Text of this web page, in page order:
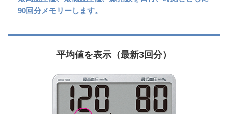
90回分メモリーします。
平均値を表示（最新3回分）